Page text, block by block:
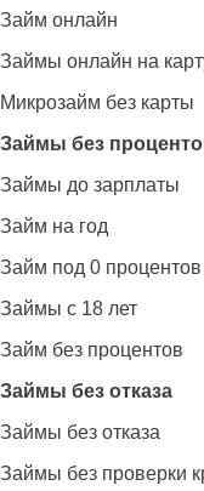
Займ онлайн
Займы онлайн на
Микрозайм без карты
Займы без
Займы до зарплаты
Займ на год
Займ под 0 процентов
Займы с 18 лет
Займ без процентов
Займы без отказа
Займы без отказа
Займы без проверки